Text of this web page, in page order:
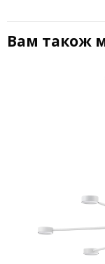
Вам також